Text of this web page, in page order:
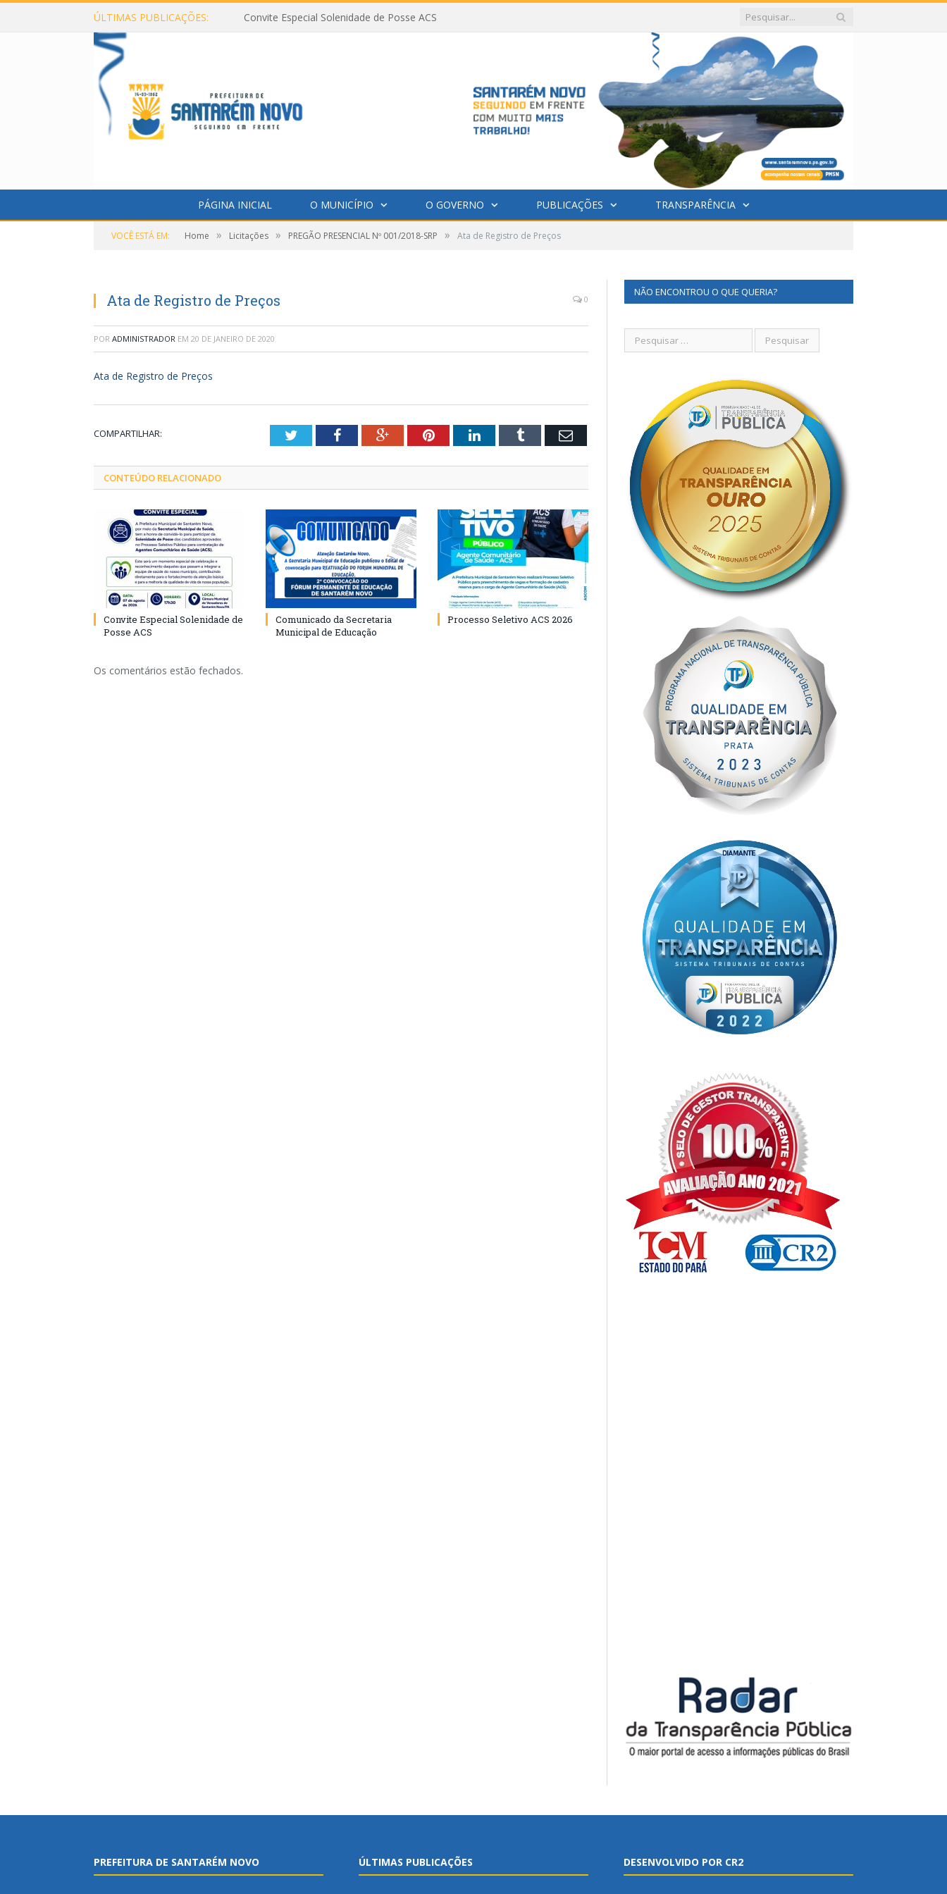
ÚLTIMAS PUBLICAÇÕES: Convite Especial Solenidade de Posse ACS
PÁGINA INICIAL O MUNICÍPIO O GOVERNO PUBLICAÇÕES TRANSPARÊNCIA
VOCÊ ESTÁ EM: Home » Licitações » PREGÃO PRESENCIAL Nº 001/2018-SRP » Ata de Registro de Preços
Ata de Registro de Preços 0
POR ADMINISTRADOR EM 20 DE JANEIRO DE 2020
Ata de Registro de Preços
COMPARTILHAR: TwitterFacebookGoogle+PinterestLinkedInTumblr Email
CONTEÚDO RELACIONADO
Convite Especial Solenidade de
Posse ACS
Comunicado da Secretaria
Municipal de Educação
Processo Seletivo ACS 2026
Os comentários estão fechados.
NÃO ENCONTROU O QUE QUERIA?
PREFEITURA DE SANTARÉM NOVO ÚLTIMAS PUBLICAÇÕES DESENVOLVIDO POR CR2